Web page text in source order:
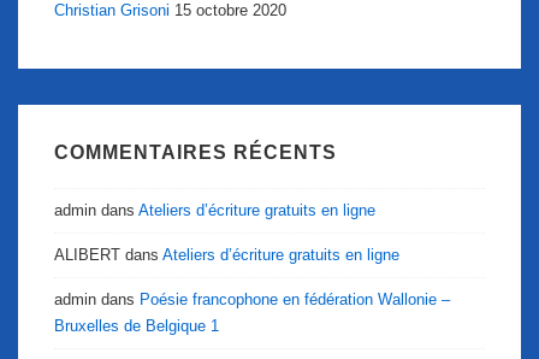
Christian Grisoni 15 octobre 2020
COMMENTAIRES RÉCENTS
admin dans Ateliers d’écriture gratuits en ligne
ALIBERT dans Ateliers d’écriture gratuits en ligne
admin dans Poésie francophone en fédération Wallonie –
Bruxelles de Belgique 1